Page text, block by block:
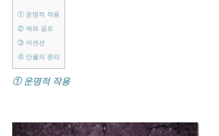
① 운명적 작용
② 애와 공포
③ 어센션
④ 만물의 원리
① 운명적 작용